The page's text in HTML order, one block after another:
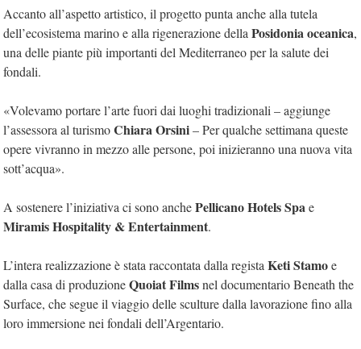
Accanto all’aspetto artistico, il progetto punta anche alla tutela
dell’ecosistema marino e alla rigenerazione della Posidonia oceanica,
una delle piante più importanti del Mediterraneo per la salute dei
fondali.
«Volevamo portare l’arte fuori dai luoghi tradizionali – aggiunge
l’assessora al turismoChiara Orsini– Per qualche settimana queste
opere vivranno in mezzo alle persone, poi inizieranno una nuova vita
sott’acqua».
A sostenere l’iniziativa ci sono anchePellicano Hotels Spae
Miramis Hospitality & Entertainment.
L’intera realizzazione è stata raccontata dalla regista Keti Stamoe
dalla casa di produzioneQuoiat Filmsnel documentario Beneath the
Surface, che segue il viaggio delle sculture dalla lavorazione fino alla
loro immersione nei fondali dell’Argentario.